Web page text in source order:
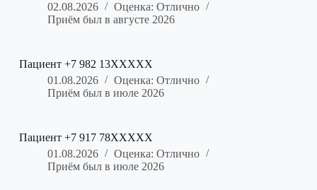
02.08.2026
Оценка: Отлично
Приём был в августе 2026
Пациент +7 982 13XXXXX
01.08.2026
Оценка: Отлично
Приём был в июле 2026
Пациент +7 917 78XXXXX
01.08.2026
Оценка: Отлично
Приём был в июле 2026